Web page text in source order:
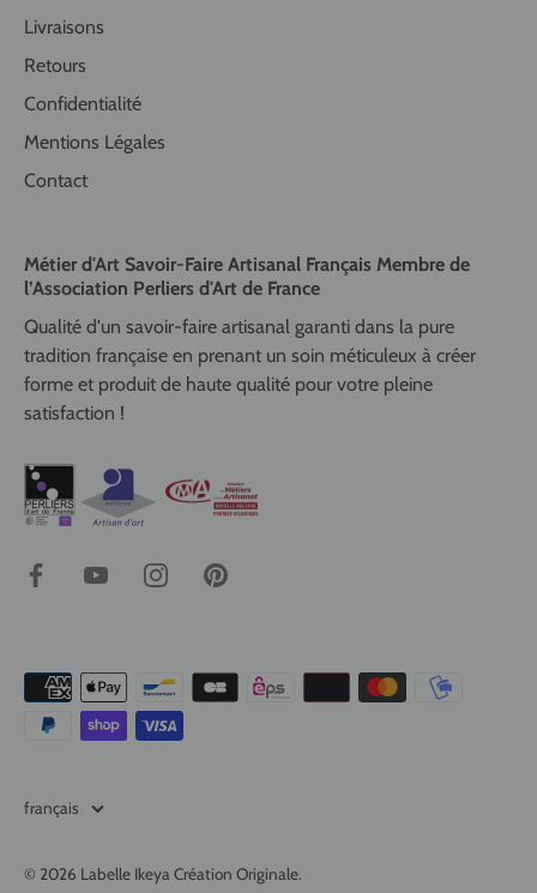
Livraisons
Retours
Confidentialité
Mentions Légales
Contact
Métier d'Art Savoir-Faire Artisanal Français Membre de
l’Association Perliers d'Art de France
Qualité d'un savoir-faire artisanal garanti dans la pure
tradition française en prenant un soin méticuleux à créer
forme et produit de haute qualité pour votre pleine
satisfaction !
Langue
français
© 2026 Labelle Ikeya Création Originale.